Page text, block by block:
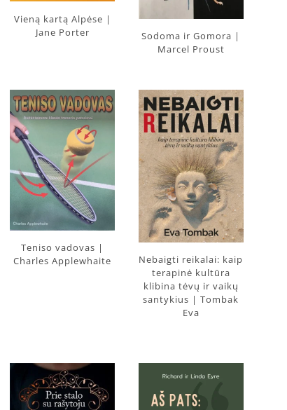
Vieną kartą Alpėse |
Jane Porter
Sodoma ir Gomora |
Marcel Proust
Teniso vadovas |
Charles Applewhaite
Nebaigti reikalai: kaip
terapinė kultūra
klibina tėvų ir vaikų
santykius | Tombak
Eva